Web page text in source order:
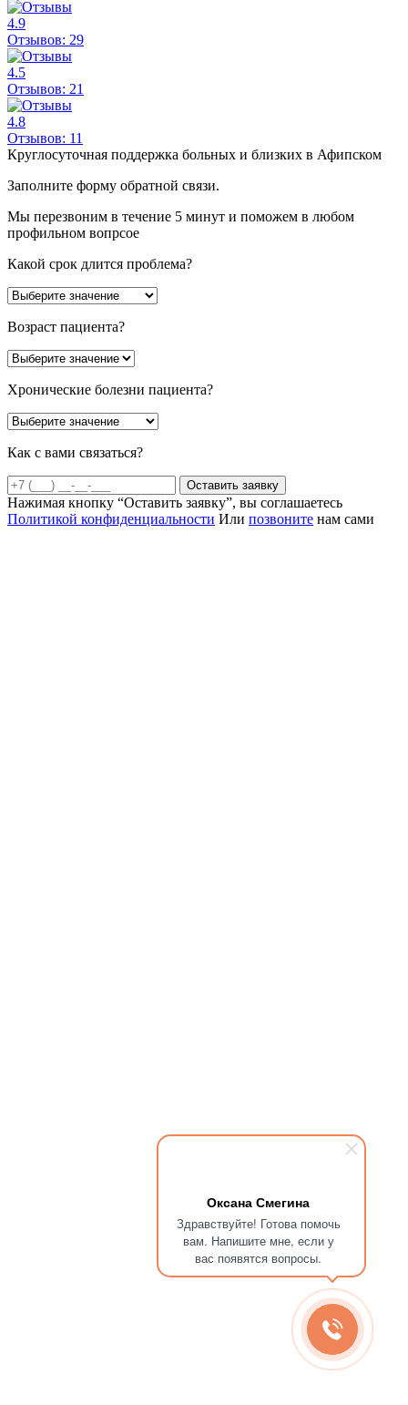
Оксана Смегина
Здравствуйте! Готова помочь
вам. Напишите мне, если у
вас появятся вопросы.
4.9
Отзывов: 29
4.5
Отзывов: 21
4.8
Отзывов: 11
Круглосуточная поддержка больных и близких в Афипском
Заполните форму обратной связи.
Мы перезвоним в течение 5 минут и поможем в любом
профильном вопрсое
Какой срок длится проблема?
Возраст пациента?
Хронические болезни пациента?
Как с вами связаться?
Оставить заявку
Нажимая кнопку “Оставить заявку”, вы соглашаетесь
Политикой конфиденциальности Или позвоните нам сами